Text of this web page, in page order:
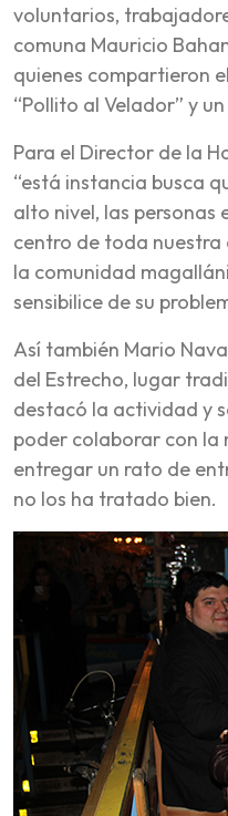
voluntarios,
comuna Mauricio
quienes compartieron
“Pollito al Velador” y
Para el Director de la
“está instancia busca
alto nivel, las personas
centro de toda nuestra
la comunidad
sensibilice de su
Así también Mario
del Estrecho, lugar
destacó la actividad y
poder colaborar con la
entregar un rato de
no los ha tratado bien.